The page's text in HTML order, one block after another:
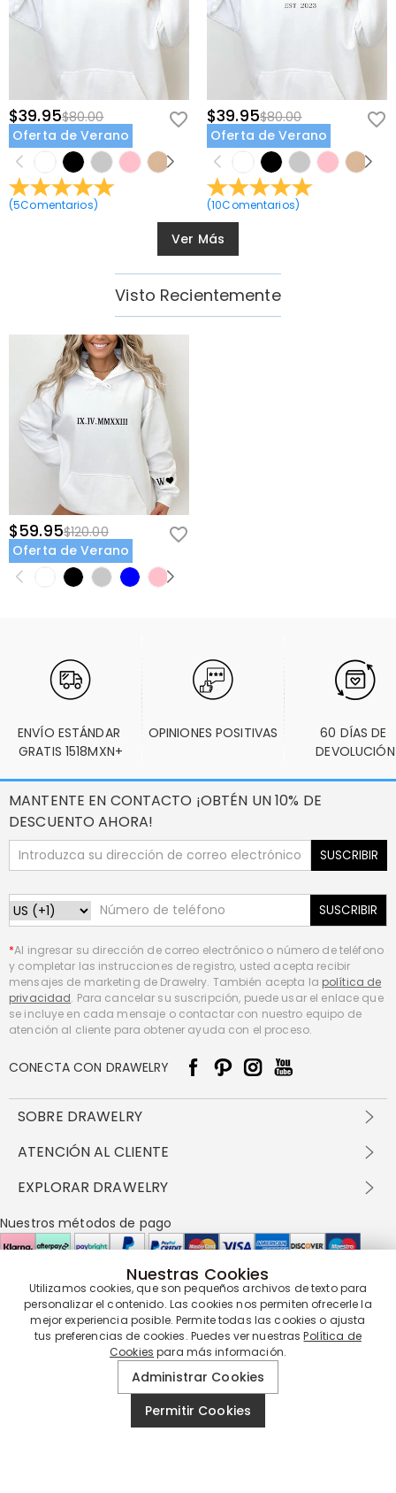
$39.95$80.00
Oferta de Verano
(5Comentarios)
$39.95$80.00
Oferta de Verano
(10Comentarios)
Ver Más
Visto Recientemente
$59.95$120.00
Oferta de Verano
ENVÍO ESTÁNDAR
GRATIS 1518MXN+
OPINIONES POSITIVAS
60 DÍAS DE
DEVOLUCIÓN
MANTENTE EN CONTACTO ¡OBTÉN UN 10% DE
DESCUENTO AHORA!
SUSCRIBIR
SUSCRIBIR
*Al ingresar su dirección de correo electrónico o número de teléfono
y completar las instrucciones de registro, usted acepta recibir
mensajes de marketing de Drawelry. También acepta la política de
privacidad. Para cancelar su suscripción, puede usar el enlace que
se incluye en cada mensaje o contactar con nuestro equipo de
atención al cliente para obtener ayuda con el proceso.
CONECTA CON DRAWELRY
SOBRE DRAWELRY
Sobre nosotros
política de privacidad
Preguntas frecuentes
ATENCIÓN AL CLIENTE
Envío y entrega
Devolución en 60 días
Cómo cuidar
EXPLORAR DRAWELRY
Drawelry Prime
Programa de Recompensas
Nuestros métodos de pago
Nuestros socios de entrega
Nuestra garantía de servicio
DrawelryReservados todos los derechos.
Nuestras Cookies
Utilizamos cookies, que son pequeños archivos de texto para
personalizar el contenido. Las cookies nos permiten ofrecerle la
mejor experiencia posible. Permite todas las cookies o ajusta
tus preferencias de cookies. Puedes ver nuestrasPolítica de
Cookies para más información.
Administrar Cookies
Permitir Cookies